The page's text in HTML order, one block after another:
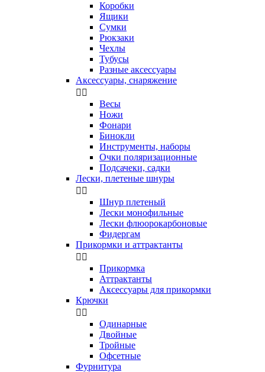
Коробки
Ящики
Сумки
Рюкзаки
Чехлы
Тубусы
Разные аксессуары
Аксессуары, снаряжение
 
Весы
Ножи
Фонари
Бинокли
Инструменты, наборы
Очки поляризационные
Подсачеки, садки
Лески, плетеные шнуры
 
Шнур плетеный
Лески монофильные
Лески флюорокарбоновые
Фидергам
Прикормки и аттрактанты
 
Прикормка
Аттрактанты
Аксессуары для прикормки
Крючки
 
Одинарные
Двойные
Тройные
Офсетные
Фурнитура